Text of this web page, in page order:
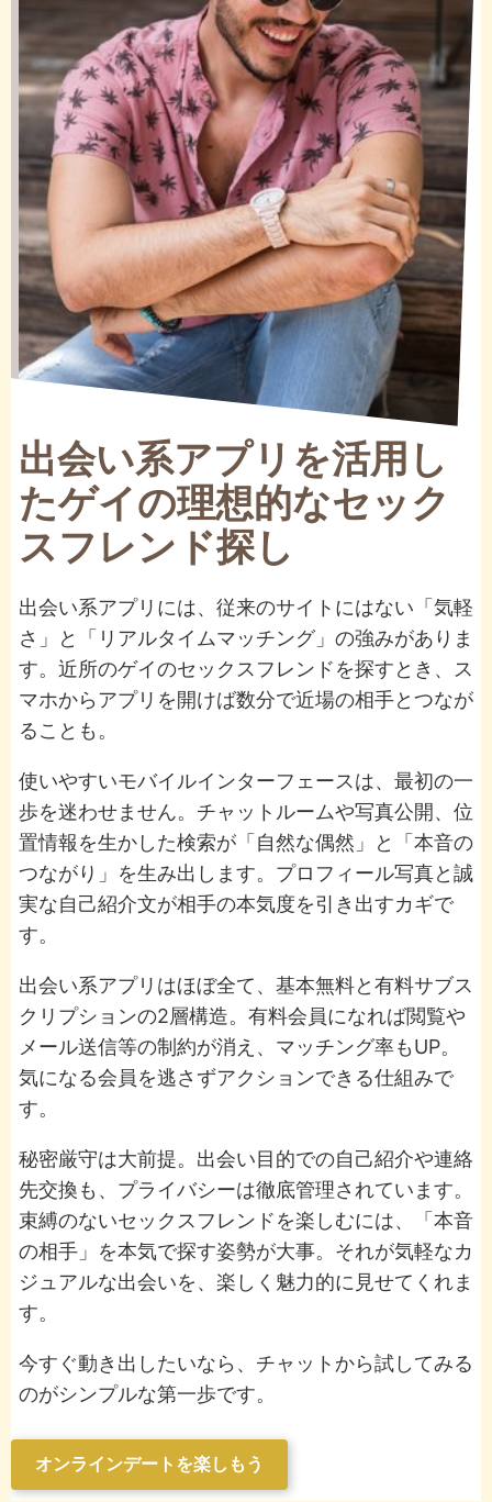
出会い系アプリを活用し
たゲイの理想的なセック
スフレンド探し
出会い系アプリには、従来のサイトにはない「気軽
さ」と「リアルタイムマッチング」の強みがありま
す。近所のゲイのセックスフレンドを探すとき、ス
マホからアプリを開けば数分で近場の相手とつなが
ることも。
使いやすいモバイルインターフェースは、最初の一
歩を迷わせません。チャットルームや写真公開、位
置情報を生かした検索が「自然な偶然」と「本音の
つながり」を生み出します。プロフィール写真と誠
実な自己紹介文が相手の本気度を引き出すカギで
す。
出会い系アプリはほぼ全て、基本無料と有料サブス
クリプションの2層構造。有料会員になれば閲覧や
メール送信等の制約が消え、マッチング率もUP。
気になる会員を逃さずアクションできる仕組みで
す。
秘密厳守は大前提。出会い目的での自己紹介や連絡
先交換も、プライバシーは徹底管理されています。
束縛のないセックスフレンドを楽しむには、「本音
の相手」を本気で探す姿勢が大事。それが気軽なカ
ジュアルな出会いを、楽しく魅力的に見せてくれま
す。
今すぐ動き出したいなら、チャットから試してみる
のがシンプルな第一歩です。
オンラインデートを楽しもう